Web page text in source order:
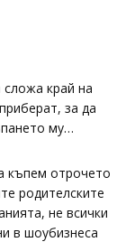
край на
за да
му…
къпем отрочето
родителските
не всички
в шоубизнеса